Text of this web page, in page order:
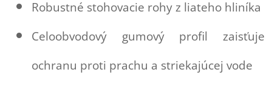
Robustné stohovacie rohy z liateho hliníka
Celoobvodový gumový profil zaisťuje
ochranu proti prachu a striekajúcej vode